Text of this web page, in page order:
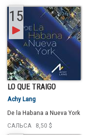
15
LO QUE TRAIGO
Achy Lang
De la Habana a Nueva York
САЛЬСА
8,50 $